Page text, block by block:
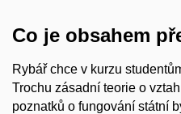
Co je obsahem
Rybář chce v kurzu
Trochu zásadní teorie o
poznatků o fungování státní